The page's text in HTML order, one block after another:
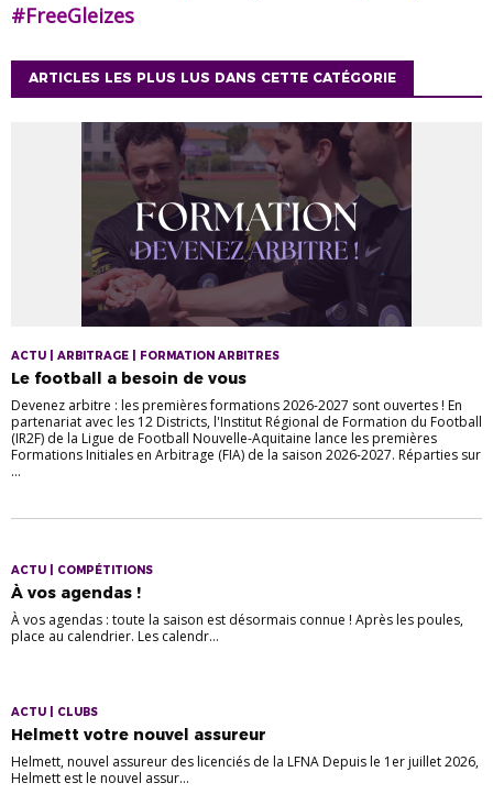
#FreeGleizes
ARTICLES LES PLUS LUS DANS CETTE CATÉGORIE
ACTU | ARBITRAGE | FORMATION ARBITRES
Le football a besoin de vous
Devenez arbitre : les premières formations 2026-2027 sont ouvertes ! En
partenariat avec les 12 Districts, l'Institut Régional de Formation du Football
(IR2F) de la Ligue de Football Nouvelle-Aquitaine lance les premières
Formations Initiales en Arbitrage (FIA) de la saison 2026-2027. Réparties sur
...
ACTU | COMPÉTITIONS
À vos agendas !
À vos agendas : toute la saison est désormais connue ! Après les poules,
place au calendrier. Les calendr...
ACTU | CLUBS
Helmett votre nouvel assureur
Helmett, nouvel assureur des licenciés de la LFNA Depuis le 1er juillet 2026,
Helmett est le nouvel assur...